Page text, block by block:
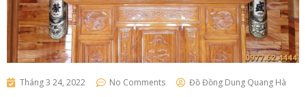
Tháng 3 24, 2022 No Comments Đồ Đồng Dung Quang Hà